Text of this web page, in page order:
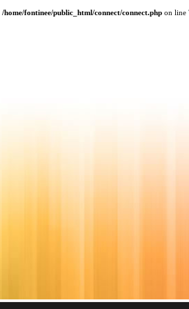
/home/fontinee/public_html/connect/connect.php on line